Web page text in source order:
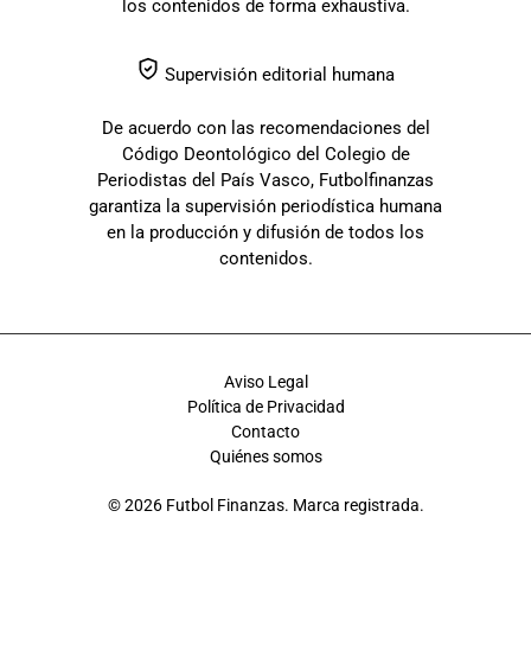
los contenidos de forma exhaustiva.
Supervisión editorial humana
De acuerdo con las recomendaciones del
Código Deontológico del Colegio de
Periodistas del País Vasco, Futbolfinanzas
garantiza la supervisión periodística humana
en la producción y difusión de todos los
contenidos.
Aviso Legal
Política de Privacidad
Contacto
Quiénes somos
© 2026 Futbol Finanzas. Marca registrada.